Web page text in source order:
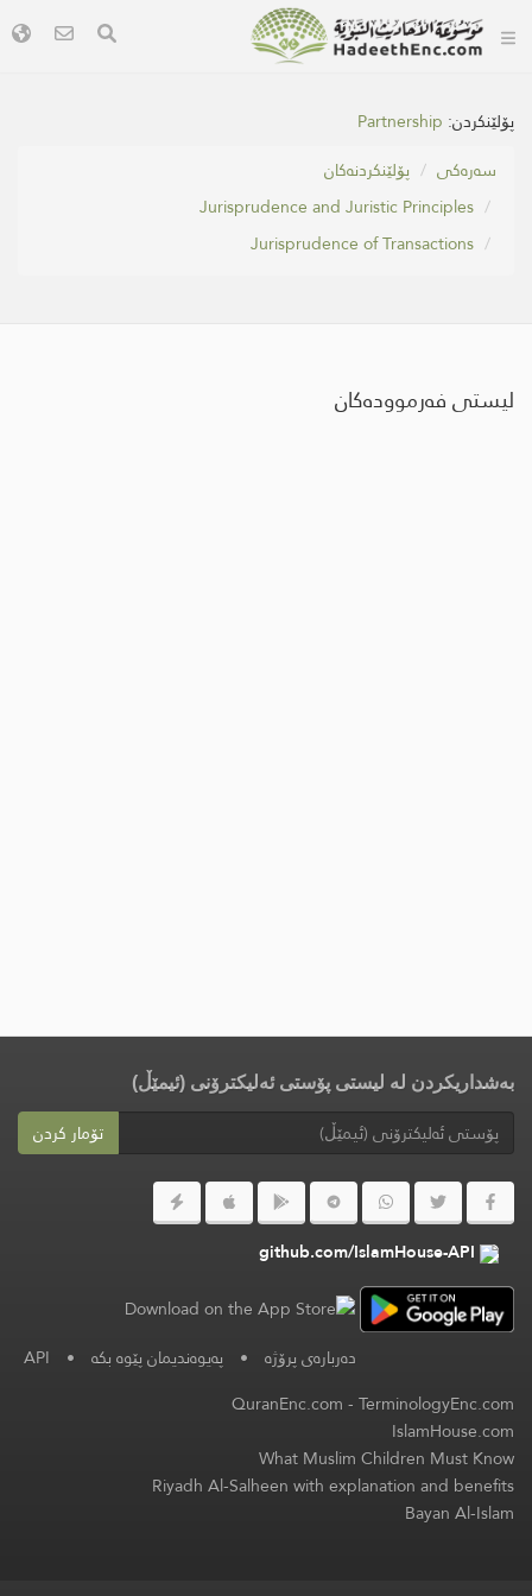
پۆلێنکردن: Partnership
سه‌ره‌كی
پۆلێنکردنەکان
Jurisprudence and Juristic Principles
Jurisprudence of Transactions
لیستی فەرموودەکان
بەشداریکردن لە لیستی پۆستی ئەلیکترۆنی (ئیمێڵ)
تۆمار کردن
github.com/IslamHouse-API
دەربارەی پرۆژە • پەیوەندیمان پێوە بکە •
API
QuranEnc.com-TerminologyEnc.com
IslamHouse.com
What Muslim Children Must Know
Riyadh Al-Salheen with explanation and benefits
Bayan Al-Islam